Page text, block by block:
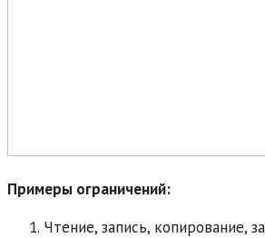
Примеры ограничений:
Чтение, запись, копирование,